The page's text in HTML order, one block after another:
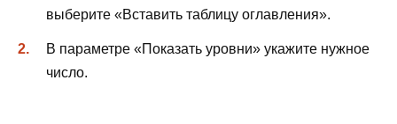
выберите «Вставить таблицу оглавления».
В параметре «Показать уровни» укажите нужное
число.